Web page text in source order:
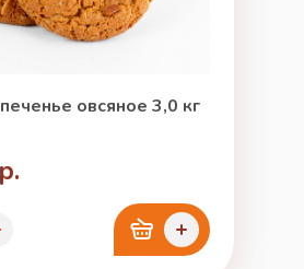
овсяное 3,0 кг